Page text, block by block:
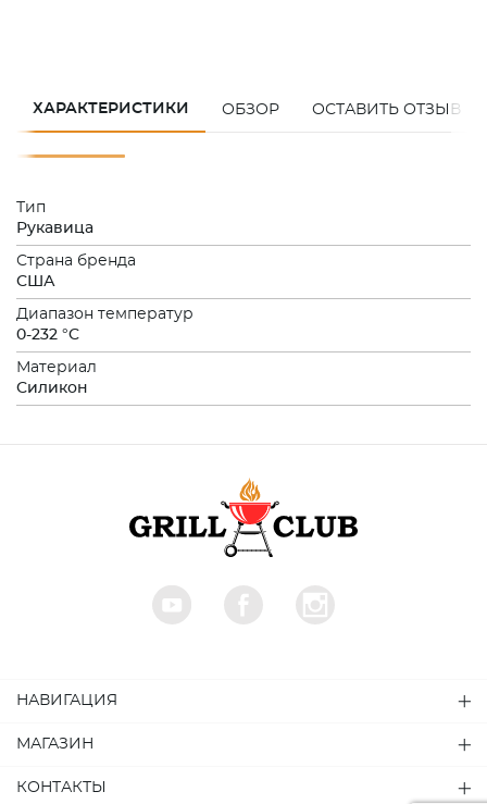
ХАРАКТЕРИСТИКИ ОБЗОР ОСТАВИТЬ ОТЗЫВ
Тип
Рукавица
Страна бренда
США
Диапазон температур
0-232 °C
Материал
Силикон
НАВИГАЦИЯ
МАГАЗИН
КОНТАКТЫ